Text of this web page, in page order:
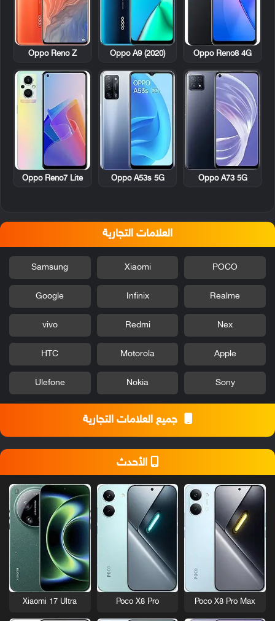
Oppo Reno8 4G
Oppo A9 (2020)
Oppo Reno Z
Oppo A73 5G
Oppo A53s 5G
Oppo Reno7 Lite
العلامات التجارية
POCO
Xiaomi
Samsung
Realme
Infinix
Google
Nex
Redmi
vivo
Apple
Motorola
HTC
Sony
Nokia
Ulefone
جميع العلامات التجارية
الأحدث
Poco X8 Pro Max
Poco X8 Pro
Xiaomi 17 Ultra